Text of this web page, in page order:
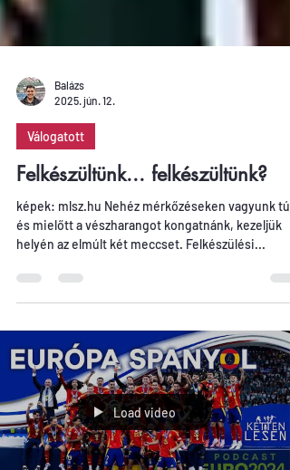
2025. jún. 12.
Válogatott
Felkészültünk... felkészültünk?
képek: mlsz.hu Nehéz mérkőzéseken vagyunk túl,
és mielőtt a vészharangot kongatnánk, kezeljük
helyén az elmúlt két meccset. Felkészülési...
Load video